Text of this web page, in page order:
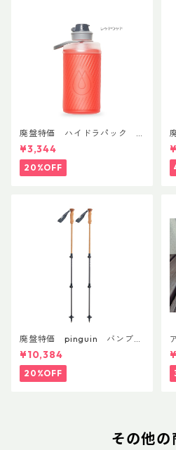
廃盤特価 ハイドラパック
フラックス 750ml
¥3,344
20%OFF
廃盤特価 pinguin バンブー
FLフォーム(ペア)
¥10,384
20%OFF
その他の